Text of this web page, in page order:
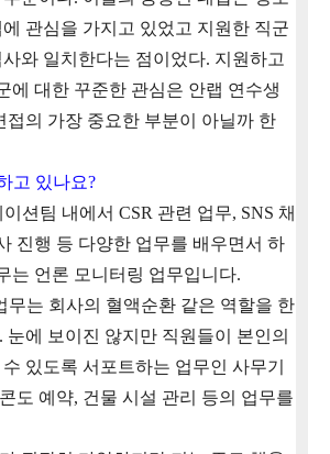
관심을 가지고 있었고 지원한 직군
와 일치한다는 점이었다. 지원하고
에 대한 꾸준한 관심은 안랩 연수생
접의 가장 중요한 부분이 아닐까 한
고 있나요?
션팀 내에서 CSR 관련 업무, SNS 채
진행 등 다양한 업무를 배우면서 하
는 언론 모니터링 업무입니다.
무는 회사의 혈액순환 같은 역할을 한
. 눈에 보이진 않지만 직원들이 본인의
있도록 서포트하는 업무인 사무기
도 예약, 건물 시설 관리 등의 업무를